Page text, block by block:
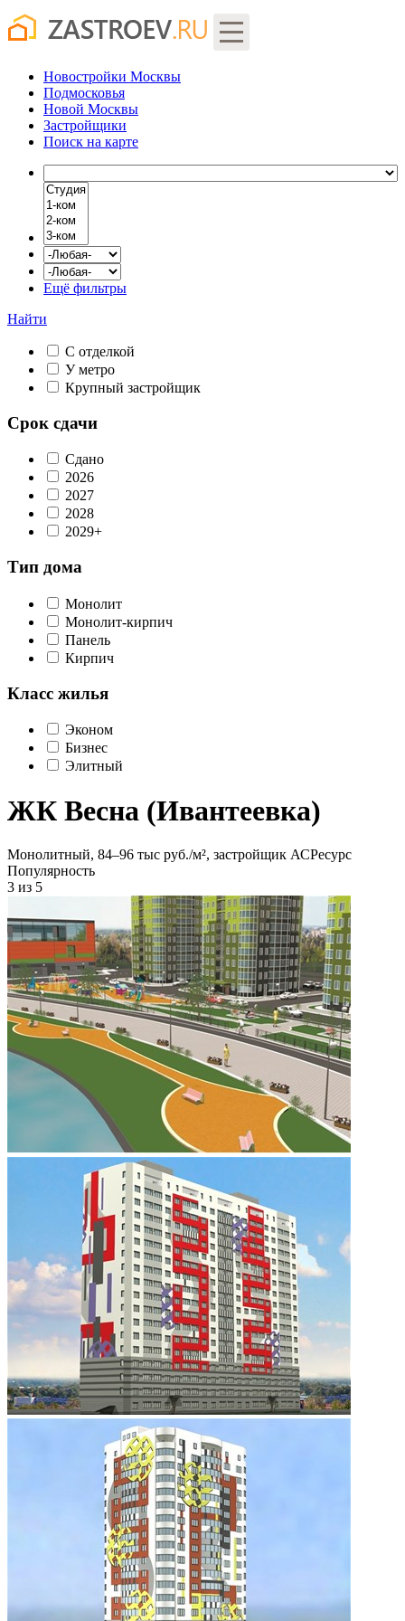
Новостройки Москвы
Подмосковья
Новой Москвы
Застройщики
Поиск на карте
Ещё фильтры
Найти
С отделкой
У метро
Крупный застройщик
Срок сдачи
Сдано
2026
2027
2028
2029+
Тип дома
Монолит
Монолит-кирпич
Панель
Кирпич
Класс жилья
Эконом
Бизнес
Элитный
ЖК Весна (Ивантеевка)
Монолитный, 84‒96 тыс руб./м², застройщик АСРесурс
Популярность
3 из 5